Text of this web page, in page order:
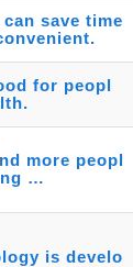
can save time
for peopl
more peopl
…
is develo